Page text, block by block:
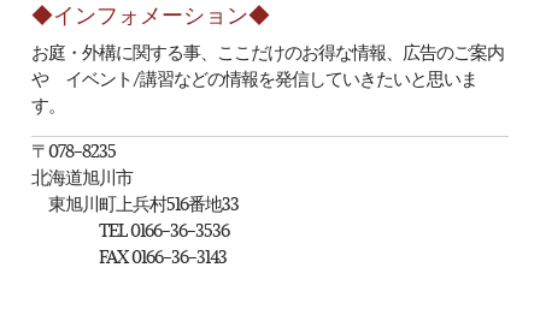
◆インフォメーション◆
お庭・外構に関する事、ここだけのお得な情報、広告のご案内
や イベント/講習などの情報を発信していきたいと思いま
す。
〒078-8235
北海道旭川市
東旭川町上兵村516番地33
TEL 0166-36-3536
FAX 0166-36-3143